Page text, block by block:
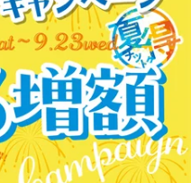
報☆
ル相模原店です！只今、
ン】を開催しておりま
円OFF！！のキャンペーン